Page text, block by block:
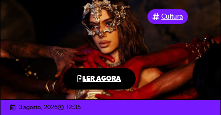
LER AGORA
Cultura
3 agosto, 2026 12:35